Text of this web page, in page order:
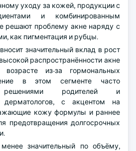
уходу за кожей, продукции с
и комбинированным
решают проблему акне наряду с
как пигментация и рубцы.
значительный вклад в рост
распространённости акне
из-за гормональных
в этом сегменте часто
решениями родителей и
дерматологов, с акцентом на
кожу формулы и раннее
предотвращения долгосрочных
значительный по объёму,